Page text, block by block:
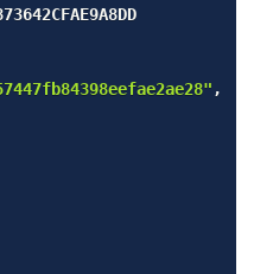
,